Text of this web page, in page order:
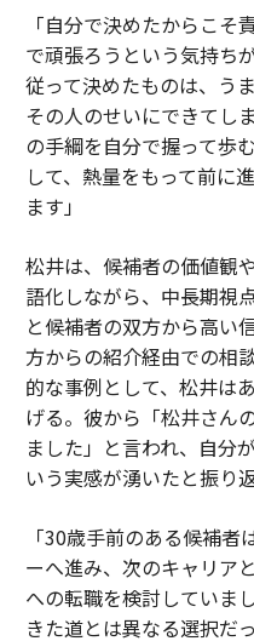
「自分で決めたからこ
で頑張ろうという気持ち
従って決めたものは、う
その人のせいにできてし
の手綱を自分で握って歩
して、熱量をもって前に
ます」
松井は、候補者の価値観
語化しながら、中長期視
と候補者の双方から高い
方からの紹介経由での相
的な事例として、松井は
げる。彼から「松井さん
ました」と言われ、自分
いう実感が湧いたと振り返
「30歳手前のある候補
ーへ進み、次のキャリア
への転職を検討していま
きた道とは異なる選択だ